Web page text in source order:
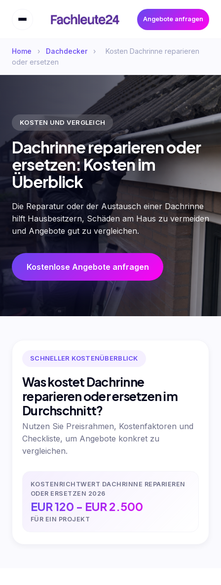
Angebote anfragen
Home › Dachdecker ›
Kosten Dachrinne reparieren
oder ersetzen
KOSTEN UND VERGLEICH
Dachrinne reparieren oder
ersetzen: Kosten im
Überblick
Die Reparatur oder der Austausch einer Dachrinne
hilft Hausbesitzern, Schäden am Haus zu vermeiden
und Angebote gut zu vergleichen.
Kostenlose Angebote anfragen
SCHNELLER KOSTENÜBERBLICK
Was kostet Dachrinne
reparieren oder ersetzen im
Durchschnitt?
Nutzen Sie Preisrahmen, Kostenfaktoren und
Checkliste, um Angebote konkret zu
vergleichen.
KOSTENRICHTWERT DACHRINNE REPARIEREN
ODER ERSETZEN 2026
EUR 120 - EUR 2.500
FÜR EIN PROJEKT